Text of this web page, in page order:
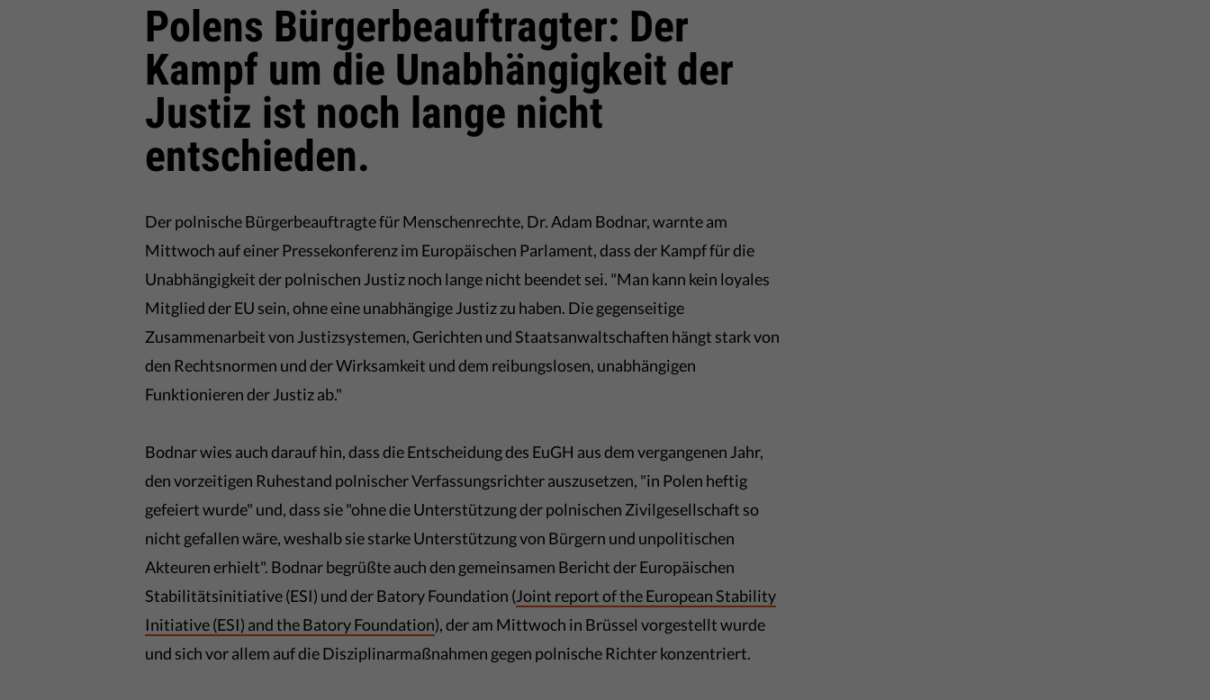
Polens Bürgerbeauftragter: Der
Kampf um die Unabhängigkeit der
Justiz ist noch lange nicht
entschieden.
Der polnische Bürgerbeauftragte für Menschenrechte, Dr. Adam Bodnar, warnte am
Mittwoch auf einer Pressekonferenz im Europäischen Parlament, dass der Kampf für die
Unabhängigkeit der polnischen Justiz noch lange nicht beendet sei. "Man kann kein loyales
Mitglied der EU sein, ohne eine unabhängige Justiz zu haben. Die gegenseitige
Zusammenarbeit von Justizsystemen, Gerichten und Staatsanwaltschaften hängt stark von
den Rechtsnormen und der Wirksamkeit und dem reibungslosen, unabhängigen
Funktionieren der Justiz ab."
Bodnar wies auch darauf hin, dass die Entscheidung des EuGH aus dem vergangenen Jahr,
den vorzeitigen Ruhestand polnischer Verfassungsrichter auszusetzen, "in Polen heftig
gefeiert wurde" und, dass sie "ohne die Unterstützung der polnischen Zivilgesellschaft so
nicht gefallen wäre, weshalb sie starke Unterstützung von Bürgern und unpolitischen
Akteuren erhielt". Bodnar begrüßte auch den gemeinsamen Bericht der Europäischen
Stabilitätsinitiative (ESI) und der Batory Foundation (Joint report of the European Stability
Initiative (ESI) and the Batory Foundation), der am Mittwoch in Brüssel vorgestellt wurde
und sich vor allem auf die Disziplinarmaßnahmen gegen polnische Richter konzentriert.